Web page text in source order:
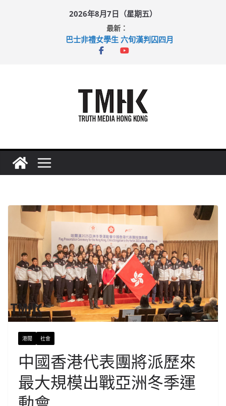
2026年8月7日（星期五）
最新：
巴士非禮女學生 六旬漢判囚四月
涉造假公屋富戶申報表 倉管員准保釋候訊
港聞 社會
中國香港代表團將派歷來
最大規模出戰亞洲冬季運